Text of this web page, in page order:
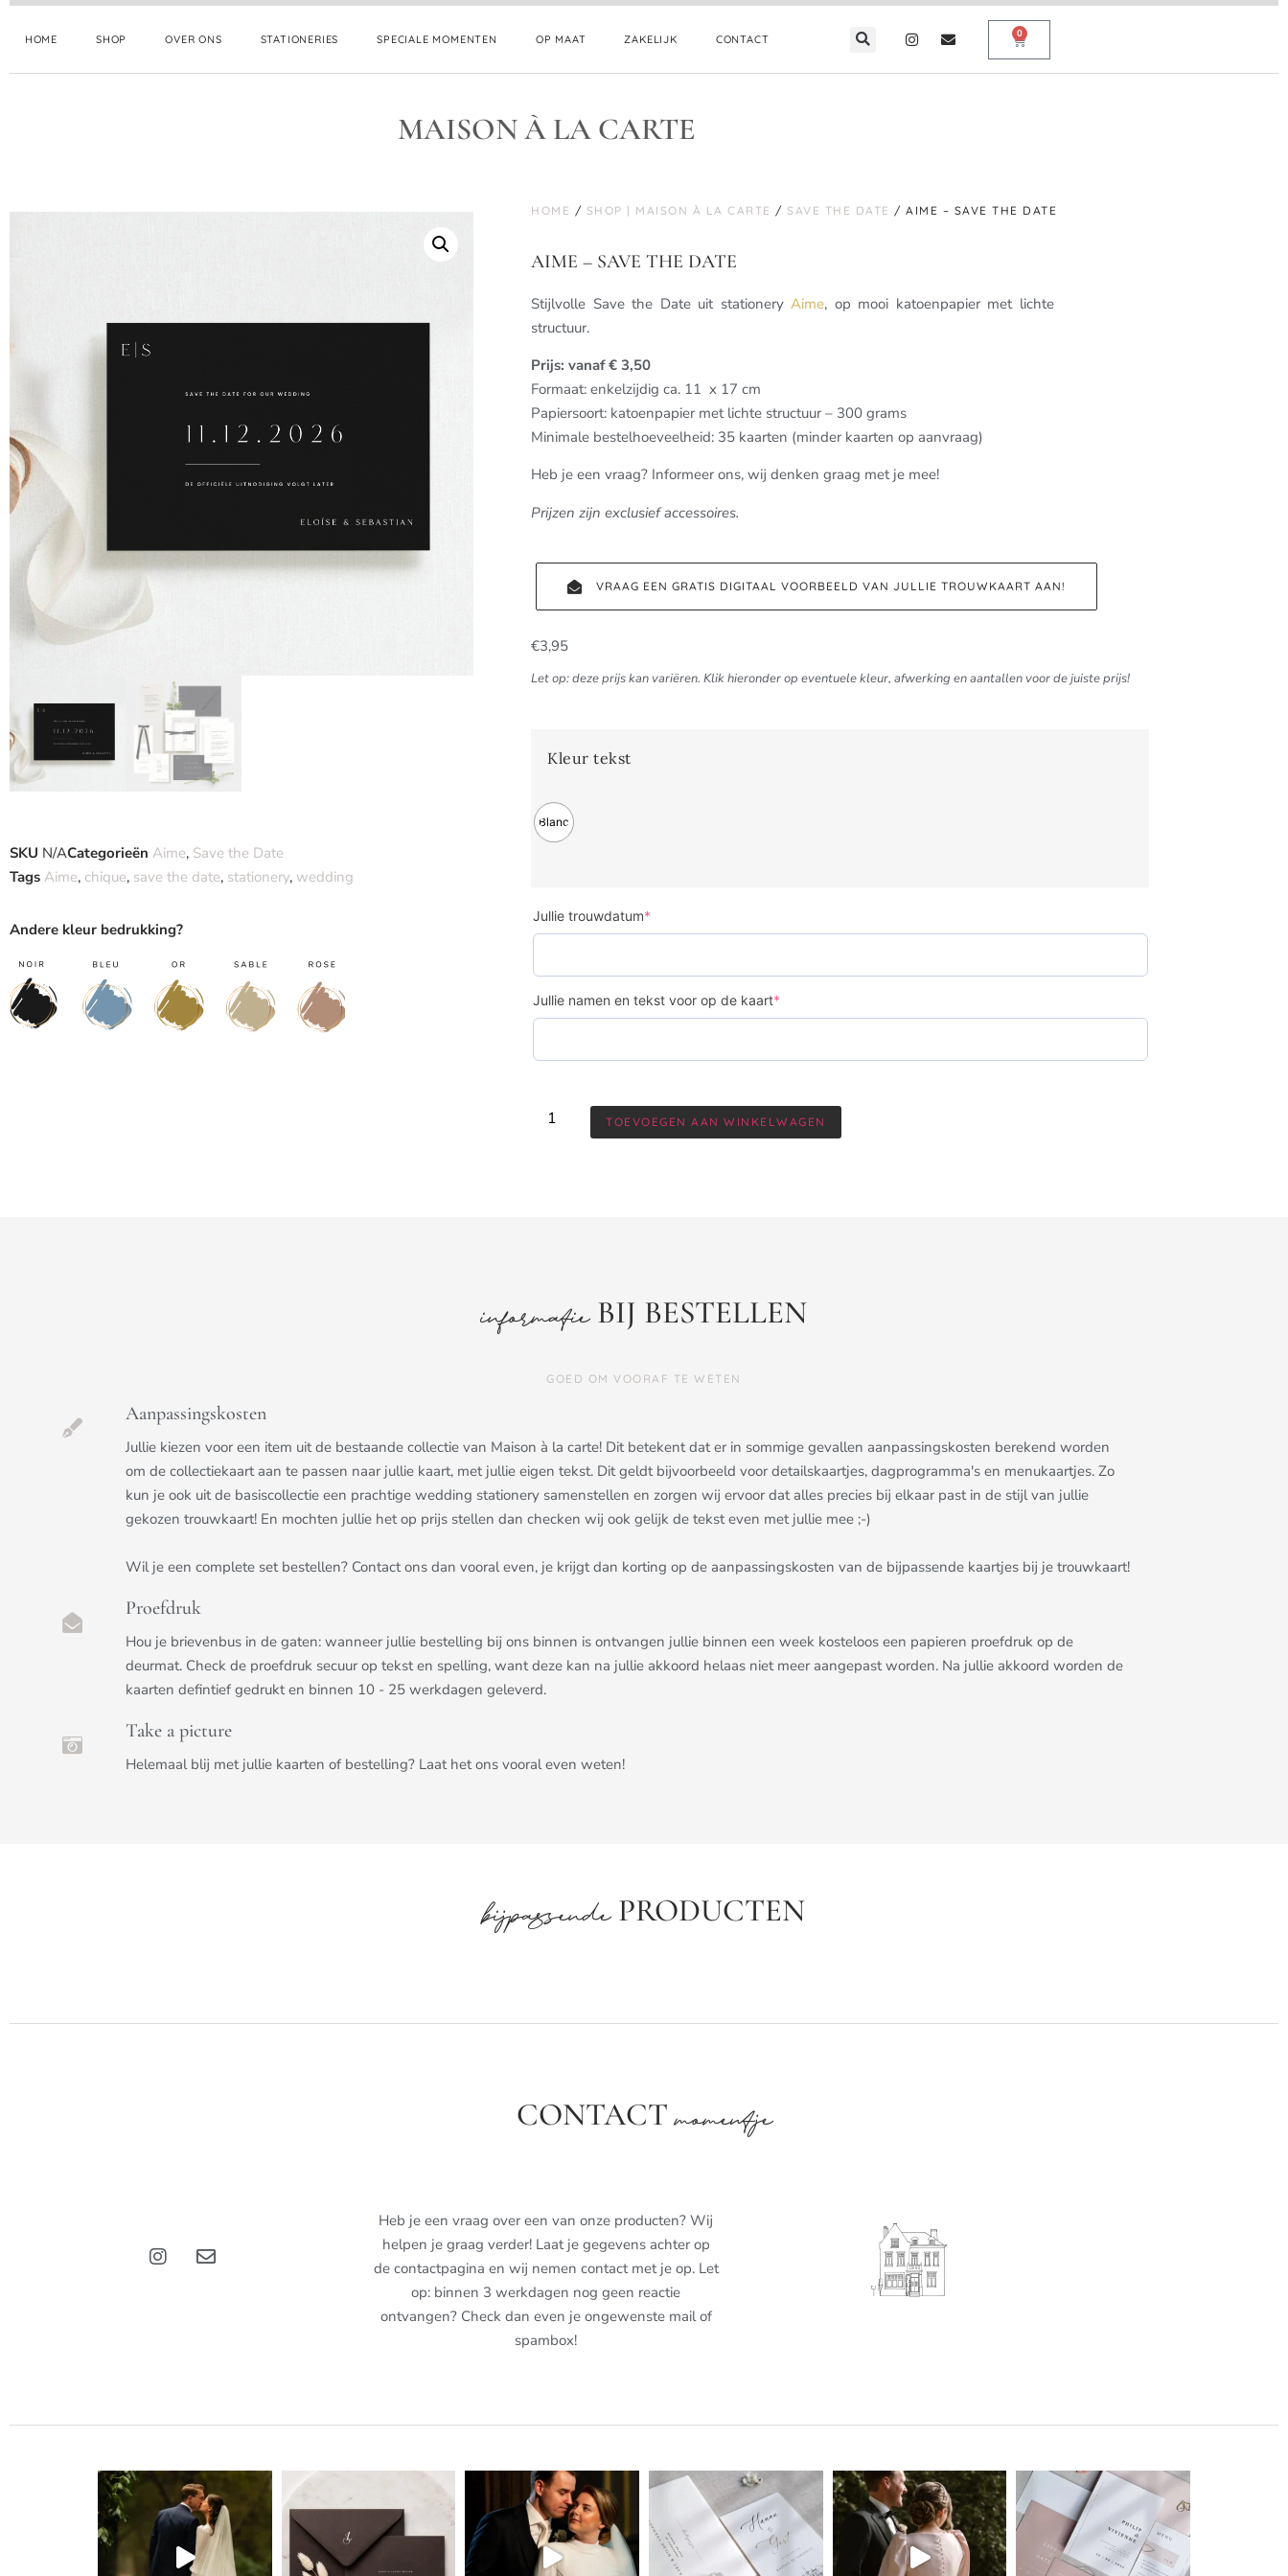
HOME SHOP OVER ONS STATIONERIES SPECIALE MOMENTEN OP MAAT ZAKELIJK CONTACT 0
MAISON À LA CARTE
SKU N/ACategorieën Aime, Save the Date
Tags Aime, chique, save the date, stationery, wedding
Andere kleur bedrukking?
HOME / SHOP | MAISON À LA CARTE /SAVE THE DATE / AIME – SAVE THE DATE
AIME – SAVE THE DATE
Stijlvolle Save the Date uit stationeryAime, op mooi katoenpapier met lichte
structuur.
Prijs: vanaf € 3,50
Formaat: enkelzijdig ca. 11 x 17 cm
Papiersoort: katoenpapier met lichte structuur – 300 grams
Minimale bestelhoeveelheid: 35 kaarten (minder kaarten op aanvraag)
Heb je een vraag? Informeer ons, wij denken graag met je mee!
Prijzen zijn exclusief accessoires.
VRAAG EEN GRATIS DIGITAAL VOORBEELD VAN JULLIE TROUWKAART AAN!
€3,95
Let op: deze prijs kan variëren. Klik hieronder op eventuele kleur, afwerking en aantallen voor de juiste prijs!
Kleur tekst
Blanc
Jullie trouwdatum*
Jullie namen en tekst voor op de kaart*
TOEVOEGEN AAN WINKELWAGEN
informatieBIJ BESTELLEN
GOED OM VOORAF TE WETEN
Aanpassingskosten
Jullie kiezen voor een item uit de bestaande collectie van Maison à la carte! Dit betekent dat er in sommige gevallen aanpassingskosten berekend worden
om de collectiekaart aan te passen naar jullie kaart, met jullie eigen tekst. Dit geldt bijvoorbeeld voor detailskaartjes, dagprogramma's en menukaartjes. Zo
kun je ook uit de basiscollectie een prachtige wedding stationery samenstellen en zorgen wij ervoor dat alles precies bij elkaar past in de stijl van jullie
gekozen trouwkaart! En mochten jullie het op prijs stellen dan checken wij ook gelijk de tekst even met jullie mee ;-)
Wil je een complete set bestellen? Contact ons dan vooral even, je krijgt dan korting op de aanpassingskosten van de bijpassende kaartjes bij je trouwkaart!
Proefdruk
Hou je brievenbus in de gaten: wanneer jullie bestelling bij ons binnen is ontvangen jullie binnen een week kosteloos een papieren proefdruk op de
deurmat. Check de proefdruk secuur op tekst en spelling, want deze kan na jullie akkoord helaas niet meer aangepast worden. Na jullie akkoord worden de
kaarten defintief gedrukt en binnen 10 - 25 werkdagen geleverd.
Take a picture
Helemaal blij met jullie kaarten of bestelling? Laat het ons vooral even weten!
bijpassendePRODUCTEN
CONTACTmomentje
Heb je een vraag over een van onze producten? Wij
helpen je graag verder! Laat je gegevens achter op
de contactpagina en wij nemen contact met je op. Let
op: binnen 3 werkdagen nog geen reactie
ontvangen? Check dan even je ongewenste mail of
spambox!